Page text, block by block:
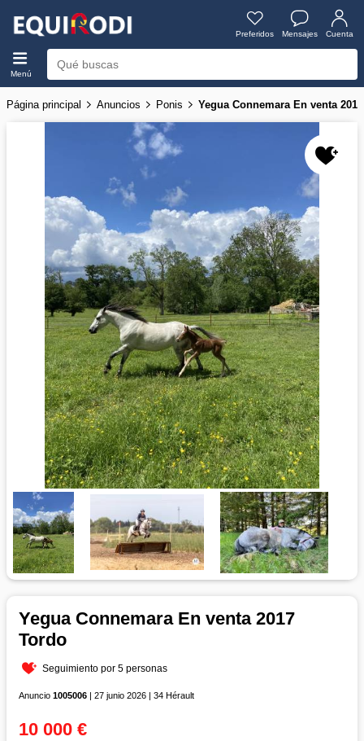
Preferidos Mensajes Cuenta
Menú
Página principal Anuncios Ponis Yegua Connemara En venta
Yegua Connemara En venta 2017
Tordo
Seguimiento por 5 personas
Anuncio 1005006 | 27 junio 2026 | 34 Hérault
10 000 €